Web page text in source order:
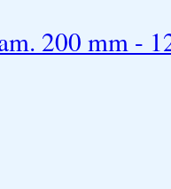
200 mm -